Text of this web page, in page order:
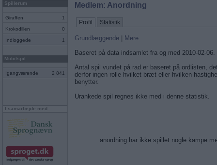
Spillerum
Giraffen 1
Krokodillen 0
Indloggede 1
Mobilspil
Igangværende 2 841
I samarbejde med
Medlem: Anordning
Profil Statistik
Grundlæggende
Mere
Baseret på data indsamlet fra og med 2010-02-06.
Antal spil vundet på rad er baseret på ordlisten,
derfor ingen rolle hvilket bræt eller hvilken
benytter.
Urankede spil regnes ikke med i denne statistik.
anordning har ikke spillet nogle kampe